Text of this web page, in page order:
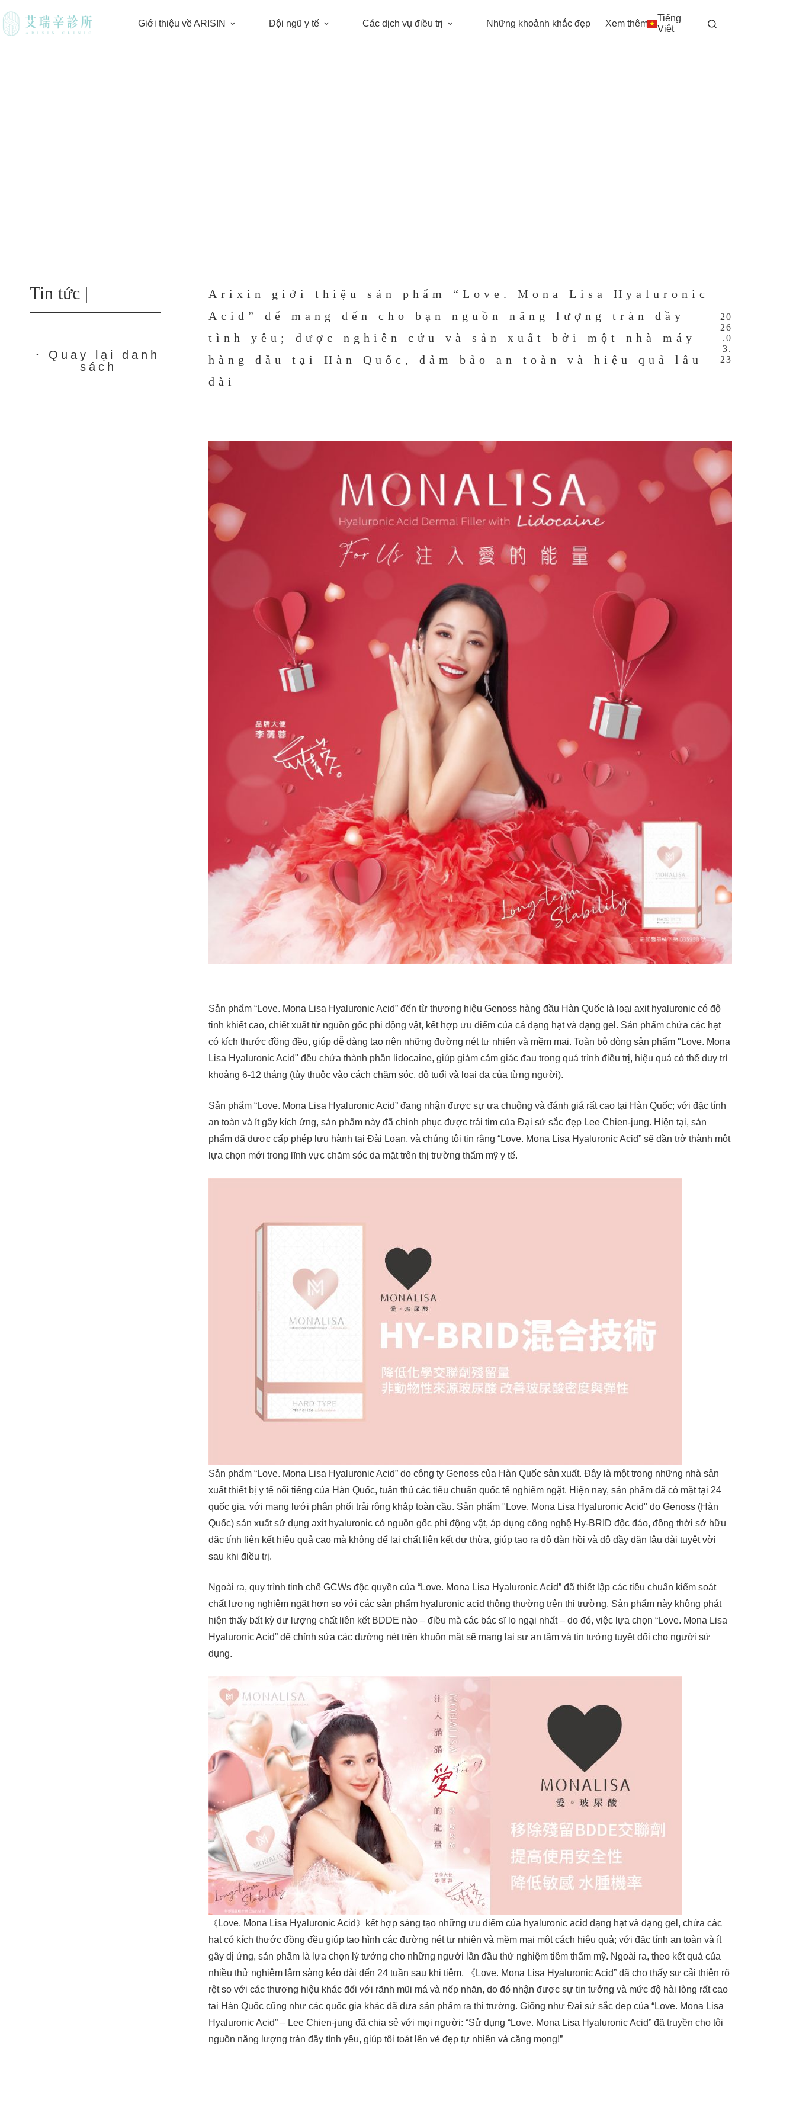
Giới thiệu về ARISIN Đội ngũ y tế Các dịch vụ điều trị Những khoảnh khắc đẹp Xem thêm
Tiếng
Việt
Tin tức |
●
Quay lại danh
sách
Arixin giới thiệu sản phẩm “Love. Mona Lisa Hyaluronic
Acid” để mang đến cho bạn nguồn năng lượng tràn đầy
tình yêu; được nghiên cứu và sản xuất bởi một nhà máy
hàng đầu tại Hàn Quốc, đảm bảo an toàn và hiệu quả lâu
dài
20
26
.0
3.
23
Sản phẩm “Love. Mona Lisa Hyaluronic Acid” đến từ thương hiệu Genoss hàng đầu Hàn Quốc là loại axit hyaluronic có độ
tinh khiết cao, chiết xuất từ nguồn gốc phi động vật, kết hợp ưu điểm của cả dạng hạt và dạng gel. Sản phẩm chứa các hạt
có kích thước đồng đều, giúp dễ dàng tạo nên những đường nét tự nhiên và mềm mại. Toàn bộ dòng sản phẩm "Love. Mona
Lisa Hyaluronic Acid" đều chứa thành phần lidocaine, giúp giảm cảm giác đau trong quá trình điều trị, hiệu quả có thể duy trì
khoảng 6-12 tháng (tùy thuộc vào cách chăm sóc, độ tuổi và loại da của từng người).
Sản phẩm “Love. Mona Lisa Hyaluronic Acid” đang nhận được sự ưa chuộng và đánh giá rất cao tại Hàn Quốc; với đặc tính
an toàn và ít gây kích ứng, sản phẩm này đã chinh phục được trái tim của Đại sứ sắc đẹp Lee Chien-jung. Hiện tại, sản
phẩm đã được cấp phép lưu hành tại Đài Loan, và chúng tôi tin rằng “Love. Mona Lisa Hyaluronic Acid” sẽ dần trở thành một
lựa chọn mới trong lĩnh vực chăm sóc da mặt trên thị trường thẩm mỹ y tế.
Sản phẩm “Love. Mona Lisa Hyaluronic Acid” do công ty Genoss của Hàn Quốc sản xuất. Đây là một trong những nhà sản
xuất thiết bị y tế nổi tiếng của Hàn Quốc, tuân thủ các tiêu chuẩn quốc tế nghiêm ngặt. Hiện nay, sản phẩm đã có mặt tại 24
quốc gia, với mạng lưới phân phối trải rộng khắp toàn cầu. Sản phẩm "Love. Mona Lisa Hyaluronic Acid" do Genoss (Hàn
Quốc) sản xuất sử dụng axit hyaluronic có nguồn gốc phi động vật, áp dụng công nghệ Hy-BRID độc đáo, đồng thời sở hữu
đặc tính liên kết hiệu quả cao mà không để lại chất liên kết dư thừa, giúp tạo ra độ đàn hồi và độ đầy đặn lâu dài tuyệt vời
sau khi điều trị.
Ngoài ra, quy trình tinh chế GCWs độc quyền của “Love. Mona Lisa Hyaluronic Acid” đã thiết lập các tiêu chuẩn kiểm soát
chất lượng nghiêm ngặt hơn so với các sản phẩm hyaluronic acid thông thường trên thị trường. Sản phẩm này không phát
hiện thấy bất kỳ dư lượng chất liên kết BDDE nào – điều mà các bác sĩ lo ngại nhất – do đó, việc lựa chọn “Love. Mona Lisa
Hyaluronic Acid” để chỉnh sửa các đường nét trên khuôn mặt sẽ mang lại sự an tâm và tin tưởng tuyệt đối cho người sử
dụng.
《Love. Mona Lisa Hyaluronic Acid》kết hợp sáng tạo những ưu điểm của hyaluronic acid dạng hạt và dạng gel, chứa các
hạt có kích thước đồng đều giúp tạo hình các đường nét tự nhiên và mềm mại một cách hiệu quả; với đặc tính an toàn và ít
gây dị ứng, sản phẩm là lựa chọn lý tưởng cho những người lần đầu thử nghiệm tiêm thẩm mỹ. Ngoài ra, theo kết quả của
nhiều thử nghiệm lâm sàng kéo dài đến 24 tuần sau khi tiêm, 《Love. Mona Lisa Hyaluronic Acid” đã cho thấy sự cải thiện rõ
rệt so với các thương hiệu khác đối với rãnh mũi má và nếp nhăn, do đó nhận được sự tin tưởng và mức độ hài lòng rất cao
tại Hàn Quốc cũng như các quốc gia khác đã đưa sản phẩm ra thị trường. Giống như Đại sứ sắc đẹp của “Love. Mona Lisa
Hyaluronic Acid” – Lee Chien-jung đã chia sẻ với mọi người: “Sử dụng “Love. Mona Lisa Hyaluronic Acid” đã truyền cho tôi
nguồn năng lượng tràn đầy tình yêu, giúp tôi toát lên vẻ đẹp tự nhiên và căng mọng!”